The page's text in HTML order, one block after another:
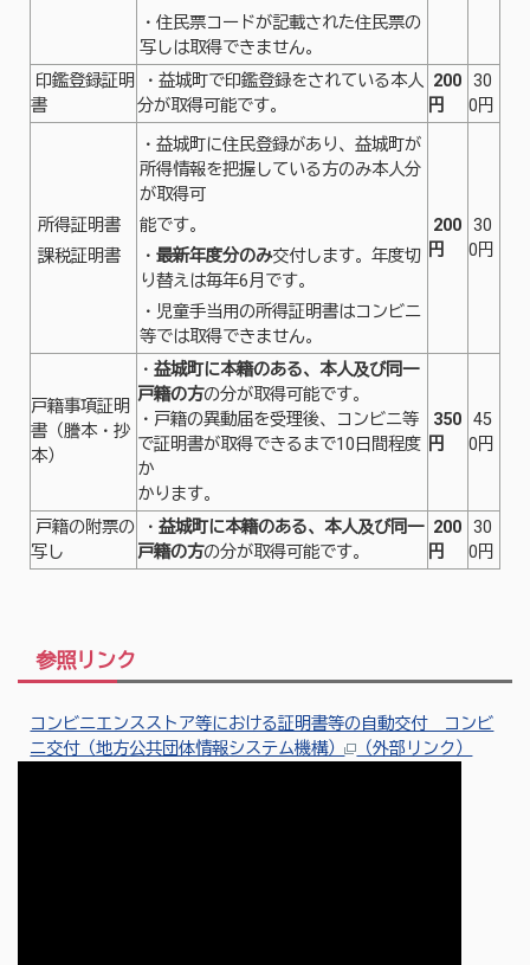
・住民票コードが記載された住民票の
写しは取得できません。
印鑑登録証明
書
・益城町で印鑑登録をされている本人
分が取得可能です。
200
円
30
0円
所得証明書
課税証明書
・益城町に住民登録があり、益城町が
所得情報を把握している方のみ本人分
が取得可
能です。
・ 最新年度分のみ交付します。年度切
り替えは毎年6月です。
・児童手当用の所得証明書はコンビニ
等では取得できません。
200
円
30
0円
戸籍事項証明
書（謄本・抄
本）
・ 益城町に本籍のある、本人及び同一
戸籍の方の分が取得可能です。
・戸籍の異動届を受理後、コンビニ等
で証明書が取得できるまで10日間程度
か
かります。
350
円
45
0円
戸籍の附票の
写し
・ 益城町に本籍のある、本人及び同一
戸籍の方の分が取得可能です。
200
円
30
0円
参照リンク
コンビニエンスストア等における証明書等の自動交付 コンビ
ニ交付（地方公共団体情報システム機構）
（外部リンク）